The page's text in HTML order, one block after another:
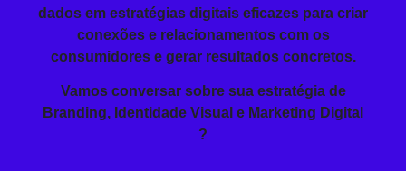
dados em estratégias digitais eficazes para criar
conexões e relacionamentos com os
consumidores e gerar resultados concretos.
Vamos conversar sobre sua estratégia de
Branding, Identidade Visual e Marketing Digital
?